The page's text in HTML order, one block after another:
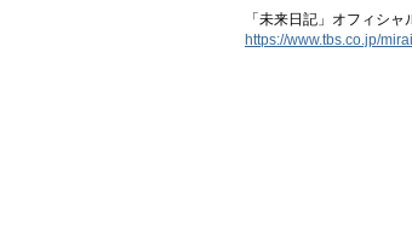
「未来日記」オフィシャ
https://www.tbs.co.jp/